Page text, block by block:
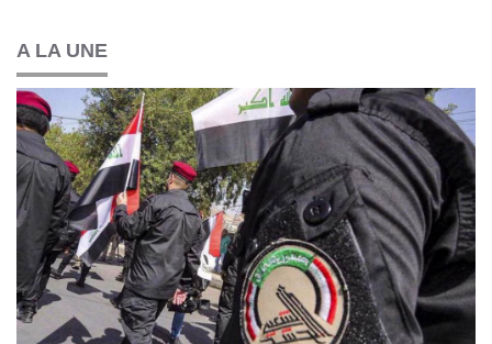
A LA UNE